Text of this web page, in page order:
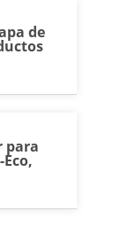
de
para